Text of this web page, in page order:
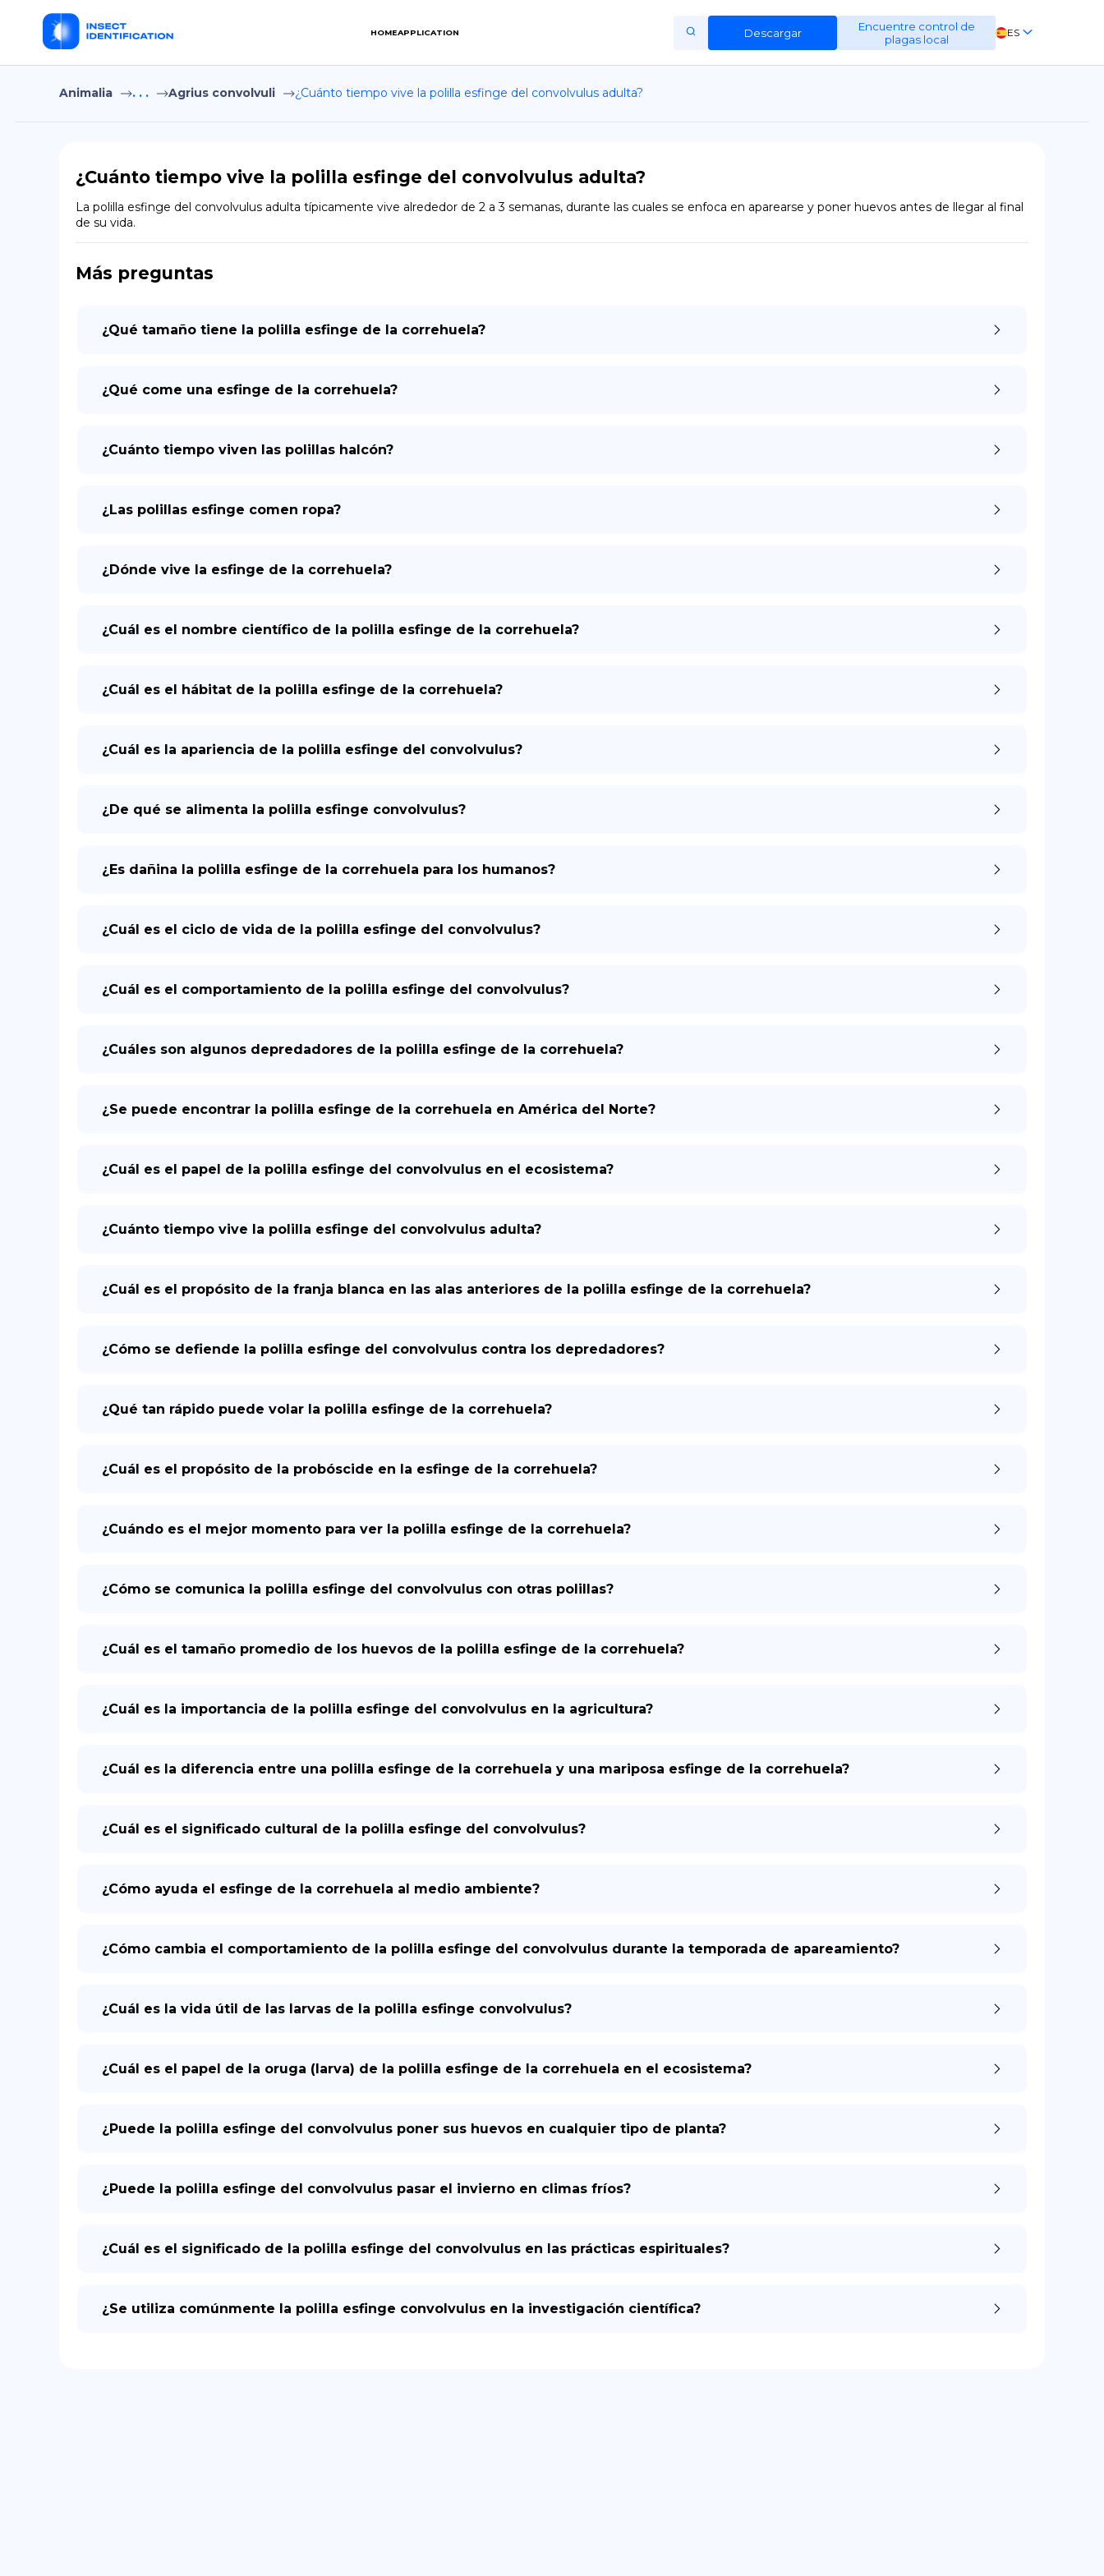
HOMEAPPLICATION Descargar
Encuentre control de
plagas local
ES
EN
Home
Terms of Use
Privacy Policy
ES
Animalia . . . Agrius convolvuli ¿Cuánto tiempo vive la polilla esfinge del convolvulus adulta?
¿Cuánto tiempo vive la polilla esfinge del convolvulus adulta?
La polilla esfinge del convolvulus adulta típicamente vive alrededor de 2 a 3 semanas, durante las cuales se enfoca en aparearse y poner huevos antes de llegar al final
de su vida.
Más preguntas
¿Qué tamaño tiene la polilla esfinge de la correhuela?
¿Qué come una esfinge de la correhuela?
¿Cuánto tiempo viven las polillas halcón?
¿Las polillas esfinge comen ropa?
¿Dónde vive la esfinge de la correhuela?
¿Cuál es el nombre científico de la polilla esfinge de la correhuela?
¿Cuál es el hábitat de la polilla esfinge de la correhuela?
¿Cuál es la apariencia de la polilla esfinge del convolvulus?
¿De qué se alimenta la polilla esfinge convolvulus?
¿Es dañina la polilla esfinge de la correhuela para los humanos?
¿Cuál es el ciclo de vida de la polilla esfinge del convolvulus?
¿Cuál es el comportamiento de la polilla esfinge del convolvulus?
¿Cuáles son algunos depredadores de la polilla esfinge de la correhuela?
¿Se puede encontrar la polilla esfinge de la correhuela en América del Norte?
¿Cuál es el papel de la polilla esfinge del convolvulus en el ecosistema?
¿Cuánto tiempo vive la polilla esfinge del convolvulus adulta?
¿Cuál es el propósito de la franja blanca en las alas anteriores de la polilla esfinge de la correhuela?
¿Cómo se defiende la polilla esfinge del convolvulus contra los depredadores?
¿Qué tan rápido puede volar la polilla esfinge de la correhuela?
¿Cuál es el propósito de la probóscide en la esfinge de la correhuela?
¿Cuándo es el mejor momento para ver la polilla esfinge de la correhuela?
¿Cómo se comunica la polilla esfinge del convolvulus con otras polillas?
¿Cuál es el tamaño promedio de los huevos de la polilla esfinge de la correhuela?
¿Cuál es la importancia de la polilla esfinge del convolvulus en la agricultura?
¿Cuál es la diferencia entre una polilla esfinge de la correhuela y una mariposa esfinge de la correhuela?
¿Cuál es el significado cultural de la polilla esfinge del convolvulus?
¿Cómo ayuda el esfinge de la correhuela al medio ambiente?
¿Cómo cambia el comportamiento de la polilla esfinge del convolvulus durante la temporada de apareamiento?
¿Cuál es la vida útil de las larvas de la polilla esfinge convolvulus?
¿Cuál es el papel de la oruga (larva) de la polilla esfinge de la correhuela en el ecosistema?
¿Puede la polilla esfinge del convolvulus poner sus huevos en cualquier tipo de planta?
¿Puede la polilla esfinge del convolvulus pasar el invierno en climas fríos?
¿Cuál es el significado de la polilla esfinge del convolvulus en las prácticas espirituales?
¿Se utiliza comúnmente la polilla esfinge convolvulus en la investigación científica?